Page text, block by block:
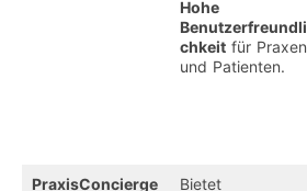
Hohe
Benutzerfreundli
chkeit für Praxen
und Patienten.
PraxisConcierge
Bietet